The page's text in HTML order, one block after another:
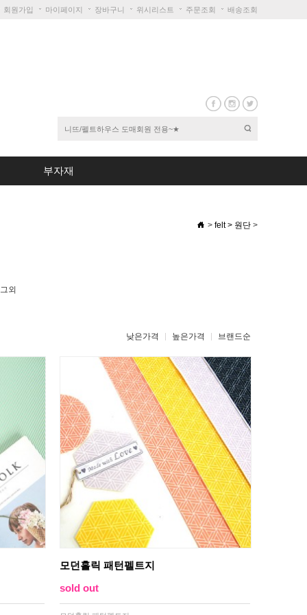
회원가입 마이페이지 장바구니 위시리스트 주문조회 배송조회
부자재
> felt> 원단 >
그외
낮은가격 높은가격 브랜드순
모던홀릭 패턴펠트지
sold out